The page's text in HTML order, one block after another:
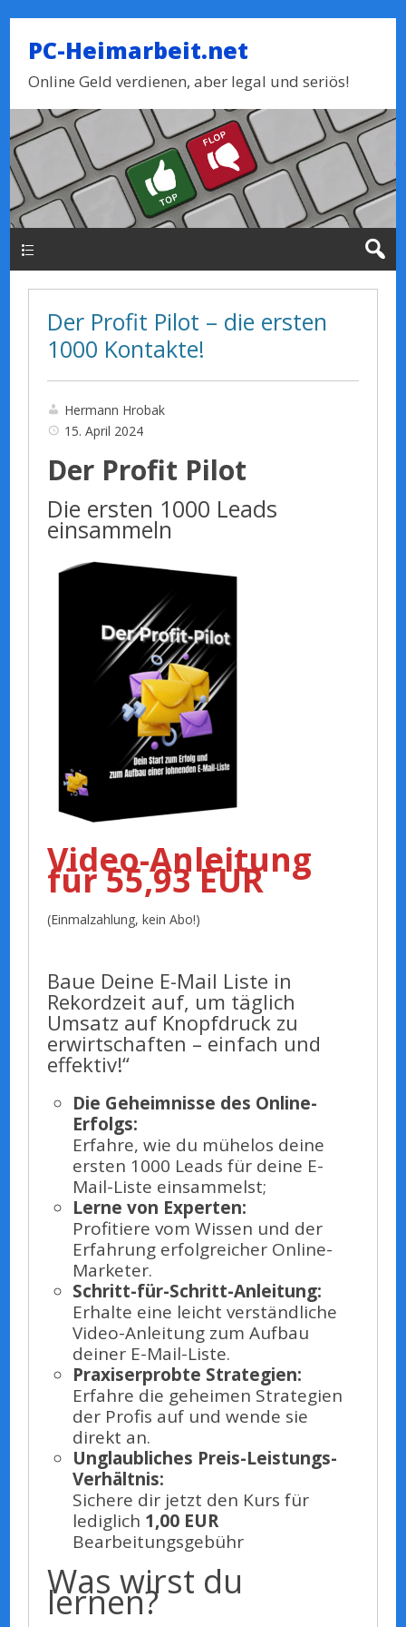
PC-Heimarbeit.net
Online Geld verdienen, aber legal und seriös!
Der Profit Pilot – die ersten
1000 Kontakte!
Hermann Hrobak
15. April 2024
Der Profit Pilot
Die ersten 1000 Leads
einsammeln
Video-Anleitung
für 55,93 EUR
(Einmalzahlung, kein Abo!)
Baue Deine E-Mail Liste in
Rekordzeit auf, um täglich
Umsatz auf Knopfdruck zu
erwirtschaften – einfach und
effektiv!“
Die Geheimnisse des Online-
Erfolgs:
Erfahre, wie du mühelos deine
ersten 1000 Leads für deine E-
Mail-Liste einsammelst;
Lerne von Experten:
Profitiere vom Wissen und der
Erfahrung erfolgreicher Online-
Marketer.
Schritt-für-Schritt-Anleitung:
Erhalte eine leicht verständliche
Video-Anleitung zum Aufbau
deiner E-Mail-Liste.
Praxiserprobte Strategien:
Erfahre die geheimen Strategien
der Profis auf und wende sie
direkt an.
Unglaubliches Preis-Leistungs-
Verhältnis:
Sichere dir jetzt den Kurs für
lediglich 1,00 EUR
Bearbeitungsgebühr
Was wirst du
lernen?